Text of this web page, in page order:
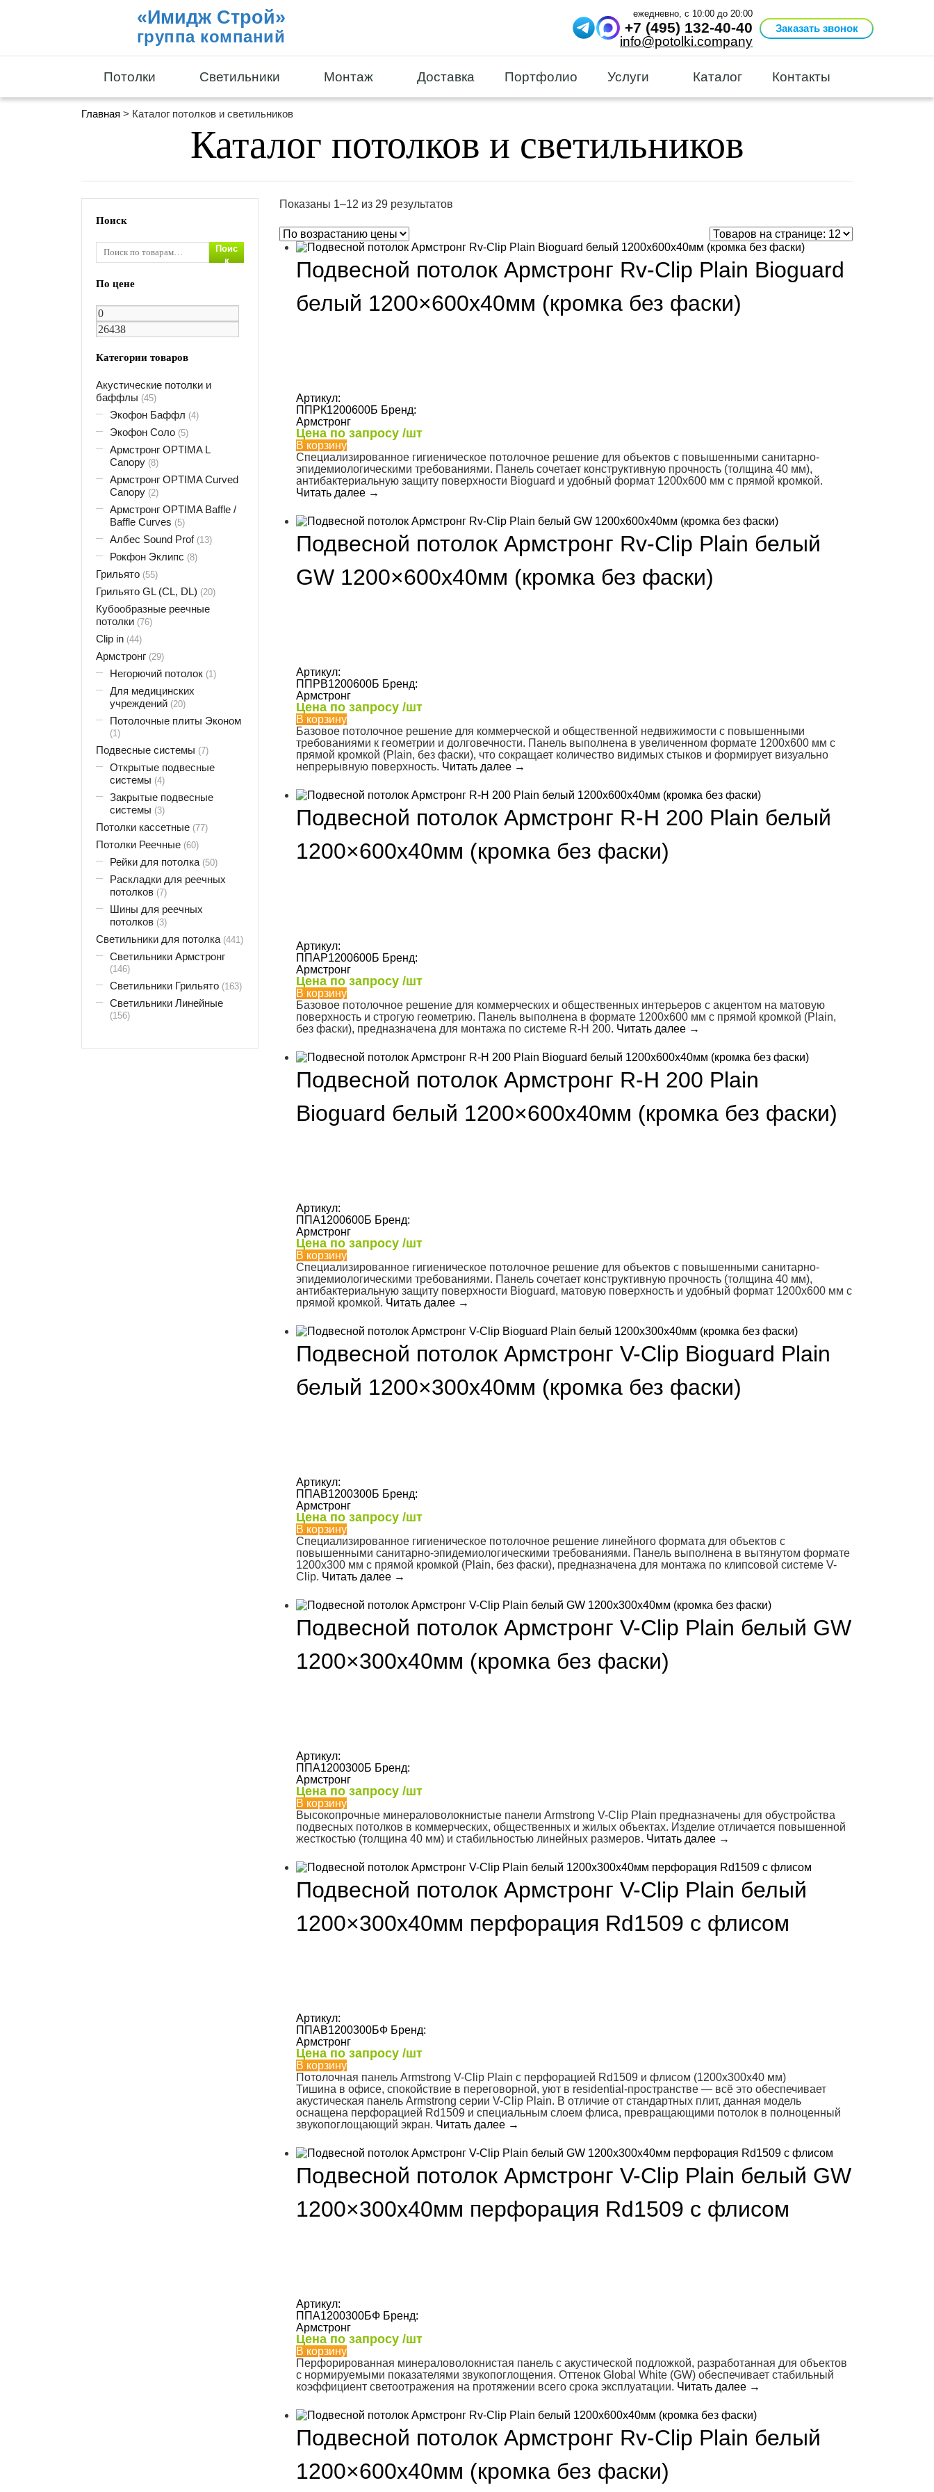
«Имидж Строй»
группа компаний
ежедневно, с 10:00 до 20:00
+7 (495) 132-40-40
info@potolki.company
Заказать звонок
Потолки Светильники Монтаж Доставка Портфолио Услуги Каталог Контакты
Главная > Каталог потолков и светильников
Каталог потолков и светильников
Поиск
Поис
к
По цене
Категории товаров
Акустические потолки и
баффлы (45)
Экофон Баффл (4)
Экофон Соло (5)
Армстронг OPTIMA L
Canopy (8)
Армстронг OPTIMA Curved
Canopy (2)
Армстронг OPTIMA Baffle /
Baffle Curves (5)
Албес Sound Prof (13)
Рокфон Эклипс (8)
Грильято (55)
Грильято GL (CL, DL) (20)
Кубообразные реечные
потолки (76)
Clip in (44)
Армстронг (29)
Негорючий потолок (1)
Для медицинских
учреждений (20)
Потолочные плиты Эконом
(1)
Подвесные системы (7)
Открытые подвесные
системы (4)
Закрытые подвесные
системы (3)
Потолки кассетные (77)
Потолки Реечные (60)
Рейки для потолка (50)
Раскладки для реечных
потолков (7)
Шины для реечных
потолков (3)
Светильники для потолка (441)
Светильники Армстронг
(146)
Светильники Грильято (163)
Светильники Линейные
(156)
Показаны 1–12 из 29 результатов
Подвесной потолок Армстронг Rv-Clip Plain Bioguard
белый 1200×600х40мм (кромка без фаски)
Артикул:
ППРК1200600Б Бренд:
Армстронг
Цена по запросу /шт
В корзину
Специализированное гигиеническое потолочное решение для объектов с повышенными санитарно-
эпидемиологическими требованиями. Панель сочетает конструктивную прочность (толщина 40 мм),
антибактериальную защиту поверхности Bioguard и удобный формат 1200х600 мм с прямой кромкой.
Читать далее →
Подвесной потолок Армстронг Rv-Clip Plain белый
GW 1200×600х40мм (кромка без фаски)
Артикул:
ППРВ1200600Б Бренд:
Армстронг
Цена по запросу /шт
В корзину
Базовое потолочное решение для коммерческой и общественной недвижимости с повышенными
требованиями к геометрии и долговечности. Панель выполнена в увеличенном формате 1200х600 мм с
прямой кромкой (Plain, без фаски), что сокращает количество видимых стыков и формирует визуально
непрерывную поверхность. Читать далее →
Подвесной потолок Армстронг R-H 200 Plain белый
1200×600х40мм (кромка без фаски)
Артикул:
ППАР1200600Б Бренд:
Армстронг
Цена по запросу /шт
В корзину
Базовое потолочное решение для коммерческих и общественных интерьеров с акцентом на матовую
поверхность и строгую геометрию. Панель выполнена в формате 1200х600 мм с прямой кромкой (Plain,
без фаски), предназначена для монтажа по системе R-H 200. Читать далее →
Подвесной потолок Армстронг R-H 200 Plain
Bioguard белый 1200×600х40мм (кромка без фаски)
Артикул:
ППА1200600Б Бренд:
Армстронг
Цена по запросу /шт
В корзину
Специализированное гигиеническое потолочное решение для объектов с повышенными санитарно-
эпидемиологическими требованиями. Панель сочетает конструктивную прочность (толщина 40 мм),
антибактериальную защиту поверхности Bioguard, матовую поверхность и удобный формат 1200х600 мм с
прямой кромкой. Читать далее →
Подвесной потолок Армстронг V-Clip Bioguard Plain
белый 1200×300х40мм (кромка без фаски)
Артикул:
ППАВ1200300Б Бренд:
Армстронг
Цена по запросу /шт
В корзину
Специализированное гигиеническое потолочное решение линейного формата для объектов с
повышенными санитарно-эпидемиологическими требованиями. Панель выполнена в вытянутом формате
1200х300 мм с прямой кромкой (Plain, без фаски), предназначена для монтажа по клипсовой системе V-
Clip. Читать далее →
Подвесной потолок Армстронг V-Clip Plain белый GW
1200×300х40мм (кромка без фаски)
Артикул:
ППА1200300Б Бренд:
Армстронг
Цена по запросу /шт
В корзину
Высокопрочные минераловолокнистые панели Armstrong V-Clip Plain предназначены для обустройства
подвесных потолков в коммерческих, общественных и жилых объектах. Изделие отличается повышенной
жесткостью (толщина 40 мм) и стабильностью линейных размеров. Читать далее →
Подвесной потолок Армстронг V-Clip Plain белый
1200×300х40мм перфорация Rd1509 с флисом
Артикул:
ППАВ1200300БФ Бренд:
Армстронг
Цена по запросу /шт
В корзину
Потолочная панель Armstrong V-Clip Plain с перфорацией Rd1509 и флисом (1200x300x40 мм)
Тишина в офисе, спокойствие в переговорной, уют в residential-пространстве — всё это обеспечивает
акустическая панель Armstrong серии V-Clip Plain. В отличие от стандартных плит, данная модель
оснащена перфорацией Rd1509 и специальным слоем флиса, превращающими потолок в полноценный
звукопоглощающий экран. Читать далее →
Подвесной потолок Армстронг V-Clip Plain белый GW
1200×300х40мм перфорация Rd1509 с флисом
Артикул:
ППА1200300БФ Бренд:
Армстронг
Цена по запросу /шт
В корзину
Перфорированная минераловолокнистая панель с акустической подложкой, разработанная для объектов
с нормируемыми показателями звукопоглощения. Оттенок Global White (GW) обеспечивает стабильный
коэффициент светоотражения на протяжении всего срока эксплуатации. Читать далее →
Подвесной потолок Армстронг Rv-Clip Plain белый
1200×600х40мм (кромка без фаски)